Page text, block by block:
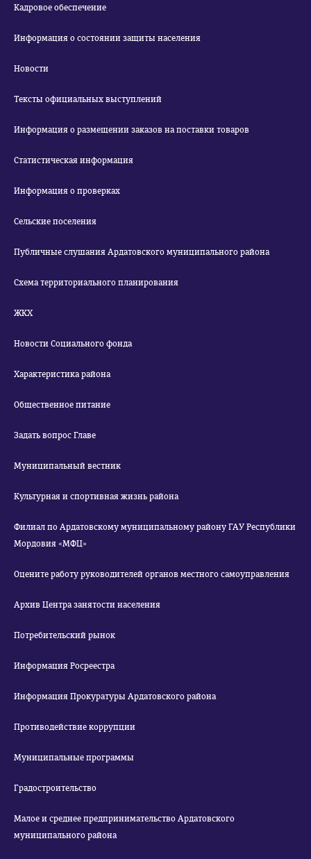
Кадровое обеспечение
Информация о состоянии защиты населения
Новости
Тексты официальных выступлений
Информация о размещении заказов на поставки товаров
Статистическая информация
Информация о проверках
Сельские поселения
Публичные слушания Ардатовского муниципального района
Схема территориального планирования
ЖКХ
Новости Социального фонда
Характеристика района
Общественное питание
Задать вопрос Главе
Муниципальный вестник
Культурная и спортивная жизнь района
Филиал по Ардатовскому муниципальному району ГАУ Республики
Мордовия «МФЦ»
Оцените работу руководителей органов местного самоуправления
Архив Центра занятости населения
Потребительский рынок
Информация Росреестра
Информация Прокуратуры Ардатовского района
Противодействие коррупции
Муниципальные программы
Градостроительство
Малое и среднее предпринимательство Ардатовского
муниципального района